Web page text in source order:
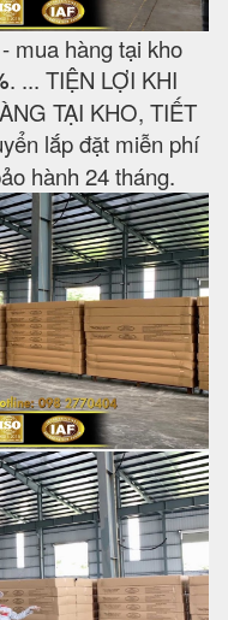
mua hàng tại kho
. ... TIỆN LỢI KHI
TẠI KHO, TIẾT
lắp đặt miễn phí
hành 24 tháng.